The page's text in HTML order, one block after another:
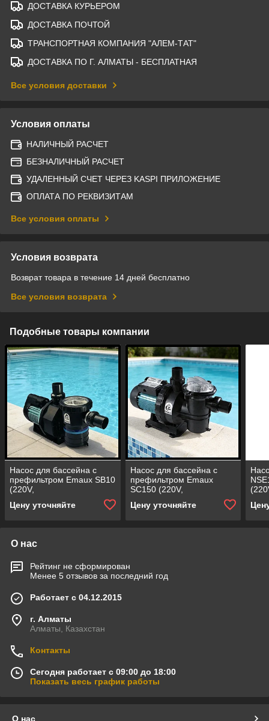
ДОСТАВКА КУРЬЕРОМ
ДОСТАВКА ПОЧТОЙ
ТРАНСПОРТНАЯ КОМПАНИЯ "АЛЕМ-ТАТ"
ДОСТАВКА ПО Г. АЛМАТЫ - БЕСПЛАТНАЯ
Все условия доставки
Условия оплаты
НАЛИЧНЫЙ РАСЧЕТ
БЕЗНАЛИЧНЫЙ РАСЧЕТ
УДАЛЕННЫЙ СЧЕТ ЧЕРЕЗ KASPI ПРИЛОЖЕНИЕ
ОПЛАТА ПО РЕКВИЗИТАМ
Все условия оплаты
Условия возврата
Возврат товара в течение 14 дней бесплатно
Все условия возврата
Подобные товары компании
Насос для бассейна с
префильтром Emaux SB10
(220V,
производительность = 12
м³/ч, 0,97 кВт)
Цену уточняйте
Насос для бассейна с
префильтром Emaux
SC150 (220V,
производительность = 16
м³/ч, 1,3 кВт)
Цену уточняйте
м3/
О нас
Рейтинг не сформирован
Менее 5 отзывов за последний год
Работает с 04.12.2015
г. Алматы
Алматы, Казахстан
Контакты
Сегодня работает с 09:00 до 18:00
Показать весь график работы
О нас